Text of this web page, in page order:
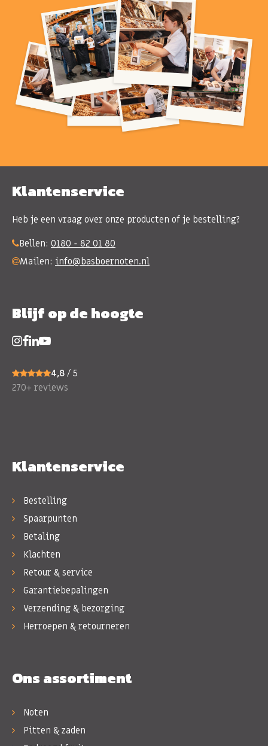
Klantenservice
Heb je een vraag over onze producten of je bestelling?
Bellen: 0180 - 82 01 80
Mailen: info@basboernoten.nl
Blijf op de hoogte
4,8 / 5
270+ reviews
Klantenservice
Bestelling
Spaarpunten
Betaling
Klachten
Retour & service
Garantiebepalingen
Verzending & bezorging
Herroepen & retourneren
Ons assortiment
Noten
Pitten & zaden